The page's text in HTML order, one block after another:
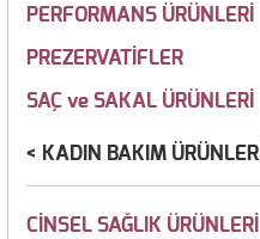
PERFORMANS ÜRÜNLERİ
PREZERVATİFLER
SAÇ ve SAKAL ÜRÜNLERİ
KADIN BAKIM ÜRÜNLERİ
CİNSEL SAĞLIK ÜRÜNLERİ